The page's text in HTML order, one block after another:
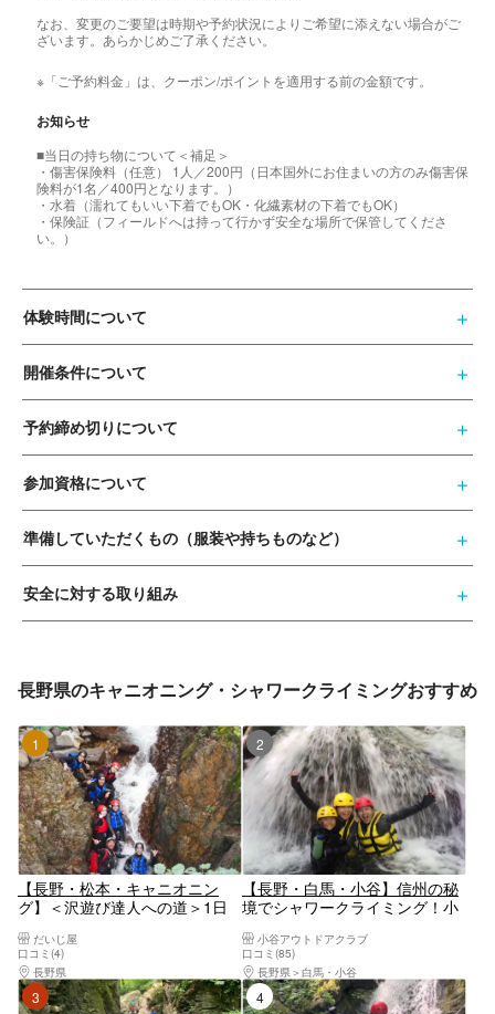
なお、変更のご要望は時期や予約状況によりご希望に添えない場合がご
ざいます。あらかじめご了承ください。
※「ご予約料金」は、クーポン/ポイントを適用する前の金額です。
お知らせ
■当日の持ち物について＜補足＞
・傷害保険料（任意） 1人／200円（日本国外にお住まいの方のみ傷害保
険料が1名／400円となります。）
・水着（濡れてもいい下着でもOK・化繊素材の下着でもOK）
・保険証（フィールドへは持って行かず安全な場所で保管してくださ
い。）
体験時間について
開催条件について
予約締め切りについて
参加資格について
準備していただくもの（服装や持ちものなど）
安全に対する取り組み
長野県のキャニオニング・シャワークライミングおすすめ
1位
【長野・松本・キャニオニン
グ】＜沢遊び達人への道＞1日
人コースいずれかをお選びくだ
さい）手ぶらで参加OK！嬉しい
ランチ付き♪写真データプレゼ
ント！一部観覧場所あり！
だいじ屋
口コミ(4)
長野県
松本市（松本駅周辺・浅間・美ヶ原・塩尻）
2位
【長野・白馬・小谷】信州の秘
境でシャワークライミング！小
自然アウトドア体験！
小谷アウトドアクラブ
口コミ(85)
長野県
白馬・小谷
3位 4位